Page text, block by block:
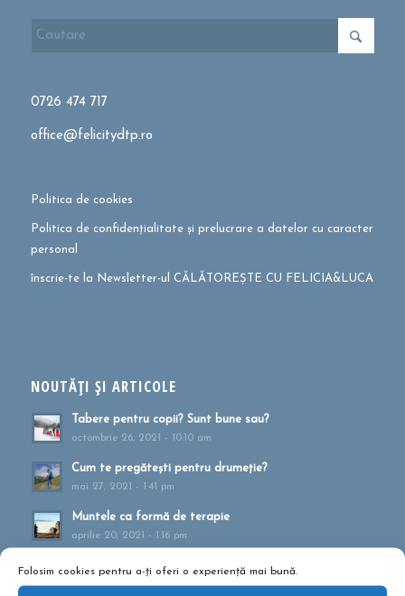
Folosim cookies pentru a-ți oferi o experiență mai bună.
0726 474 717
office@felicitydtp.ro
Politica de cookies
Politica de confidențialitate și prelucrare a datelor cu caracter
personal
înscrie-te la Newsletter-ul CĂLĂTOREȘTE CU FELICIA&LUCA
NOUTĂȚI ȘI ARTICOLE
Tabere pentru copii? Sunt bune sau?
octombrie 26, 2021 - 10:10 am
Cum te pregătești pentru drumeție?
mai 27, 2021 - 1:41 pm
Muntele ca formă de terapie
aprilie 20, 2021 - 1:16 pm
Drumeții montane pentru familii!
februarie 13, 2020 - 5:21 pm